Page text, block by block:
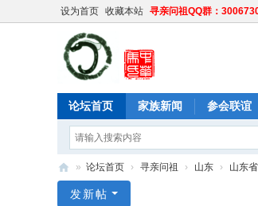
设为首页 收藏本站 寻亲问祖QQ群：
论坛首页 家族新闻 参会联谊
» 论坛首页 › 寻亲问祖 › 山东 › 山东
发新帖